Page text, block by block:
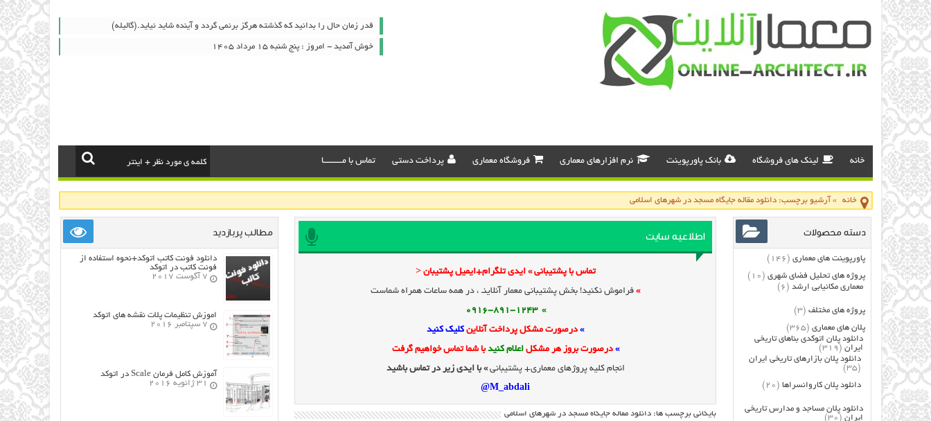
قدر زمان حال را بدانید که گذشته هرگز برنمی گردد و آینده شاید نیاید.(گالیله)
خوش آمدید - امروز : پنج شنبه ۱۵ مرداد ۱۴۰۵
خانه لینک های فروشگاه بانک پاورپوینت نرم افزارهای معماری فروشگاه معماری پرداخت دستی تماس با مـــــــــا
خانه » آرشیو برچسب: دانلود مقاله جایگاه مسجد در شهرهای اسلامی
اطلاعیه سایت
تماس با پشتیبانی » ایدی تلگرام+ایمیل پشتیبان <
» فراموش نکنید! بخش پشتیبانی معمار آنلاینـ ، در همه ساعات همراه شماست
» 0916-891-1243
»درصورت مشکل پرداخت آنلاین کلیک کنید
» درصورت بروز هر مشکلاعلام کنیدبا شما تماس خواهیم گرفت
انجام کلیه پروژهای معماری+ پشتیبانی» با ایدی زیر در تماس باشید
M_abdali@
بایگانی برچسب ها: دانلود مقاله جایگاه مسجد در شهرهای اسلامی
دسته محصولات
پاورپوینت های معماری (146)
پروژه های تحلیل فضای شهری (10)
معماری مکانیابی ارشد (6)
پروژه های مختلف (3)
پلان های معماری (365)
دانلود پلان اتوکدی بناهای تاریخی
ایران (319)
دانلود پلان بازارهای تاریخی ایران
(35)
دانلود پلان کاروانسراها (20)
دانلود پلان مساجد و مدارس تاریخی
ایران (30)
مطالب پربازدید
دانلود فونت کاتب اتوکد+نحوه استفاده از
فونت کاتب در اتوکد
7 آگوست 2017
اموزش تنظیمات پلات نقشه های اتوکد
7 سپتامبر 2016
آموزش کامل فرمان Scale در اتوکد
31 ژانویه 2016